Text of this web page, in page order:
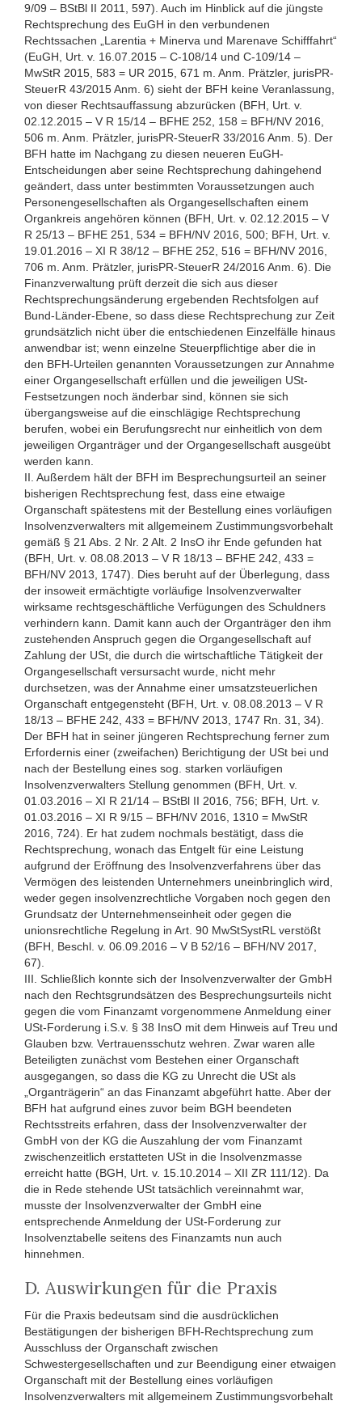
9/09 – BStBl II 2011, 597). Auch im Hinblick auf die jüngste
Rechtsprechung des EuGH in den verbundenen
Rechtssachen „Larentia + Minerva und Marenave Schifffahrt“
(EuGH, Urt. v. 16.07.2015 – C-108/14 und C-109/14 –
MwStR 2015, 583 = UR 2015, 671 m. Anm. Prätzler, jurisPR-
SteuerR 43/2015 Anm. 6) sieht der BFH keine Veranlassung,
von dieser Rechtsauffassung abzurücken (BFH, Urt. v.
02.12.2015 – V R 15/14 – BFHE 252, 158 = BFH/NV 2016,
506 m. Anm. Prätzler, jurisPR-SteuerR 33/2016 Anm. 5). Der
BFH hatte im Nachgang zu diesen neueren EuGH-
Entscheidungen aber seine Rechtsprechung dahingehend
geändert, dass unter bestimmten Voraussetzungen auch
Personengesellschaften als Organgesellschaften einem
Organkreis angehören können (BFH, Urt. v. 02.12.2015 – V
R 25/13 – BFHE 251, 534 = BFH/NV 2016, 500; BFH, Urt. v.
19.01.2016 – XI R 38/12 – BFHE 252, 516 = BFH/NV 2016,
706 m. Anm. Prätzler, jurisPR-SteuerR 24/2016 Anm. 6). Die
Finanzverwaltung prüft derzeit die sich aus dieser
Rechtsprechungsänderung ergebenden Rechtsfolgen auf
Bund-Länder-Ebene, so dass diese Rechtsprechung zur Zeit
grundsätzlich nicht über die entschiedenen Einzelfälle hinaus
anwendbar ist; wenn einzelne Steuerpflichtige aber die in
den BFH-Urteilen genannten Voraussetzungen zur Annahme
einer Organgesellschaft erfüllen und die jeweiligen USt-
Festsetzungen noch änderbar sind, können sie sich
übergangsweise auf die einschlägige Rechtsprechung
berufen, wobei ein Berufungsrecht nur einheitlich von dem
jeweiligen Organträger und der Organgesellschaft ausgeübt
werden kann.
II. Außerdem hält der BFH im Besprechungsurteil an seiner
bisherigen Rechtsprechung fest, dass eine etwaige
Organschaft spätestens mit der Bestellung eines vorläufigen
Insolvenzverwalters mit allgemeinem Zustimmungsvorbehalt
gemäß § 21 Abs. 2 Nr. 2 Alt. 2 InsO ihr Ende gefunden hat
(BFH, Urt. v. 08.08.2013 – V R 18/13 – BFHE 242, 433 =
BFH/NV 2013, 1747). Dies beruht auf der Überlegung, dass
der insoweit ermächtigte vorläufige Insolvenzverwalter
wirksame rechtsgeschäftliche Verfügungen des Schuldners
verhindern kann. Damit kann auch der Organträger den ihm
zustehenden Anspruch gegen die Organgesellschaft auf
Zahlung der USt, die durch die wirtschaftliche Tätigkeit der
Organgesellschaft versursacht wurde, nicht mehr
durchsetzen, was der Annahme einer umsatzsteuerlichen
Organschaft entgegensteht (BFH, Urt. v. 08.08.2013 – V R
18/13 – BFHE 242, 433 = BFH/NV 2013, 1747 Rn. 31, 34).
Der BFH hat in seiner jüngeren Rechtsprechung ferner zum
Erfordernis einer (zweifachen) Berichtigung der USt bei und
nach der Bestellung eines sog. starken vorläufigen
Insolvenzverwalters Stellung genommen (BFH, Urt. v.
01.03.2016 – XI R 21/14 – BStBl II 2016, 756; BFH, Urt. v.
01.03.2016 – XI R 9/15 – BFH/NV 2016, 1310 = MwStR
2016, 724). Er hat zudem nochmals bestätigt, dass die
Rechtsprechung, wonach das Entgelt für eine Leistung
aufgrund der Eröffnung des Insolvenzverfahrens über das
Vermögen des leistenden Unternehmers uneinbringlich wird,
weder gegen insolvenzrechtliche Vorgaben noch gegen den
Grundsatz der Unternehmenseinheit oder gegen die
unionsrechtliche Regelung in Art. 90 MwStSystRL verstößt
(BFH, Beschl. v. 06.09.2016 – V B 52/16 – BFH/NV 2017,
67).
III. Schließlich konnte sich der Insolvenzverwalter der GmbH
nach den Rechtsgrundsätzen des Besprechungsurteils nicht
gegen die vom Finanzamt vorgenommene Anmeldung einer
USt-Forderung i.S.v. § 38 InsO mit dem Hinweis auf Treu und
Glauben bzw. Vertrauensschutz wehren. Zwar waren alle
Beteiligten zunächst vom Bestehen einer Organschaft
ausgegangen, so dass die KG zu Unrecht die USt als
„Organträgerin“ an das Finanzamt abgeführt hatte. Aber der
BFH hat aufgrund eines zuvor beim BGH beendeten
Rechtsstreits erfahren, dass der Insolvenzverwalter der
GmbH von der KG die Auszahlung der vom Finanzamt
zwischenzeitlich erstatteten USt in die Insolvenzmasse
erreicht hatte (BGH, Urt. v. 15.10.2014 – XII ZR 111/12). Da
die in Rede stehende USt tatsächlich vereinnahmt war,
musste der Insolvenzverwalter der GmbH eine
entsprechende Anmeldung der USt-Forderung zur
Insolvenztabelle seitens des Finanzamts nun auch
hinnehmen.
D. Auswirkungen für die Praxis
Für die Praxis bedeutsam sind die ausdrücklichen
Bestätigungen der bisherigen BFH-Rechtsprechung zum
Ausschluss der Organschaft zwischen
Schwestergesellschaften und zur Beendigung einer etwaigen
Organschaft mit der Bestellung eines vorläufigen
Insolvenzverwalters mit allgemeinem Zustimmungsvorbehalt